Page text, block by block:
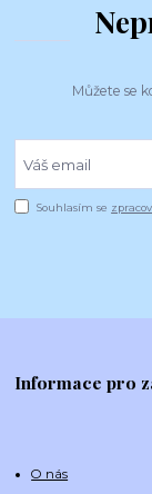
Můžete se
Souhlasím se
Informace pro
O nás